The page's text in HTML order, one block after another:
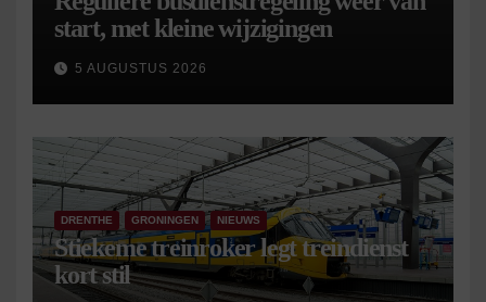
start, met kleine wijzigingen
5 AUGUSTUS 2026
DRENTHE GRONINGEN NIEUWS
Stiekeme treinroker legt treindienst
kort stil